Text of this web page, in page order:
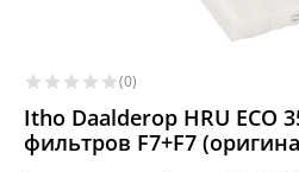
(0)
Itho Daalderop HRU ECO
фильтров F7+F7